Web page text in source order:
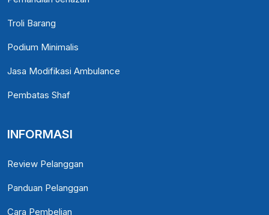
Troli Barang
Podium Minimalis
Jasa Modifikasi Ambulance
Pembatas Shaf
INFORMASI
Review Pelanggan
Panduan Pelanggan
Cara Pembelian